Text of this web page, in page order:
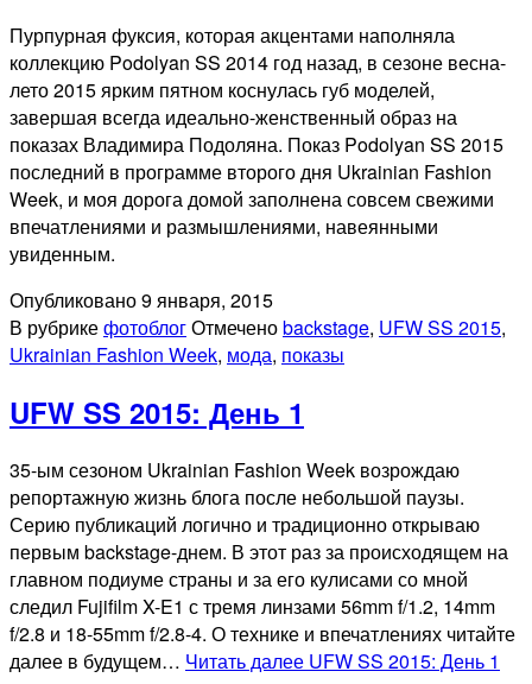
Пурпурная фуксия, которая акцентами наполняла
коллекцию Podolyan SS 2014 год назад, в сезоне весна-
лето 2015 ярким пятном коснулась губ моделей,
завершая всегда идеально-женственный образ на
показах Владимира Подоляна. Показ Podolyan SS 2015
последний в программе второго дня Ukrainian Fashion
Week, и моя дорога домой заполнена совсем свежими
впечатлениями и размышлениями, навеянными
увиденным.
Опубликовано9 января, 2015
В рубрикефотоблогОтмеченоbackstage, UFW SS 2015,
Ukrainian Fashion Week, мода, показы
UFW SS 2015: День 1
35-ым сезоном Ukrainian Fashion Week возрождаю
репортажную жизнь блога после небольшой паузы.
Серию публикаций логично и традиционно открываю
первым backstage-днем. В этот раз за происходящем на
главном подиуме страны и за его кулисами со мной
следил Fujifilm X-E1 с тремя линзами 56mm f/1.2, 14mm
f/2.8 и 18-55mm f/2.8-4. О технике и впечатлениях читайте
далее в будущем… Читать далее UFW SS 2015: День 1